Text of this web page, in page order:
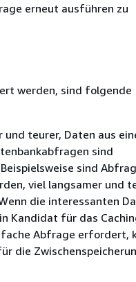
erneut ausführen zu
werden, sind folgende
und teurer, Daten aus
sind
sind
viel langsamer und
die interessanten
Kandidat für das
Abfrage erfordert,
die